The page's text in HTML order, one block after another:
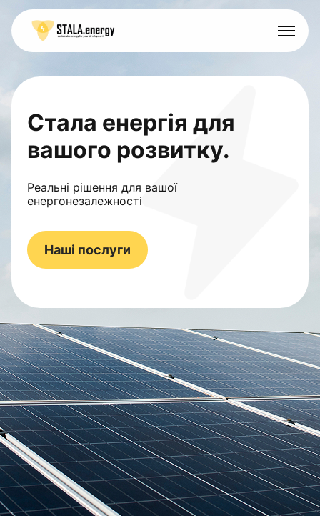
Стала енергія для
вашого розвитку.
Реальні рішення для вашої
енергонезалежності
Наші послуги